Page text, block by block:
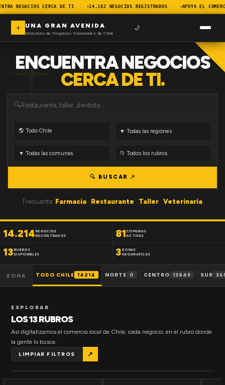
NEGOCIOS CERCA DE TI 14.182 NEGOCIOS REGISTRADOS APOYA EL
UNA GRAN AVENIDA
Directorio de Negocios Comunales de Chile
🌙
ENCUENTRA NEGOCIOS
CERCA DE TI.
🔍
🔍 BUSCAR ↗
Frecuente: Farmacia · Restaurante · Taller · Veterinaria
14.214NEGOCIOS
ENCONTRADOS
81 COMUNAS
ACTIVAS
13RUBROS
DISPONIBLES
3 ZONAS
GEOGRAFICAS
ZONA TODO CHILE 14214 NORTE 0 CENTRO 13849 SUR
EXPLORAR
LOS 13 RUBROS
Así digitalizamos el comercio local de Chile: cada negocio, en el rubro donde
la gente lo busca.
LIMPIAR FILTROS ↗